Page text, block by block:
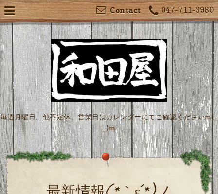
047-711-3980
Contact
毎週月曜日、他不定休。営業日はカレンダーにてご確認くださいm(_
_)m